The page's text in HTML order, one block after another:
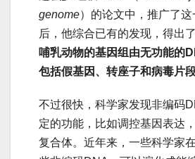
genome）的论文中，推广了
后，他综合已有的发现，得出
哺乳动物的基因组由无功能的
包括假基因、转座子和病毒片
不过很快，科学家发现非编码
定的功能，比如调控基因表达
复合体。近年来，一些科学家